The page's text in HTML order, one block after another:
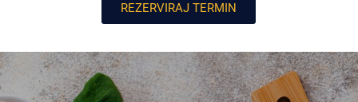
REZERVIRAJ TERMIN